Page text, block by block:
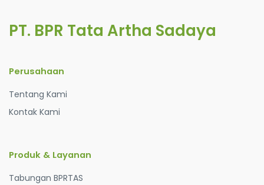
PT. BPR Tata Artha Sadaya
Perusahaan
Tentang Kami
Kontak Kami
Produk & Layanan
Tabungan BPRTAS